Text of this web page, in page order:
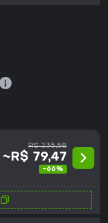
R$ 235,58
~R$ 79,47
-66%